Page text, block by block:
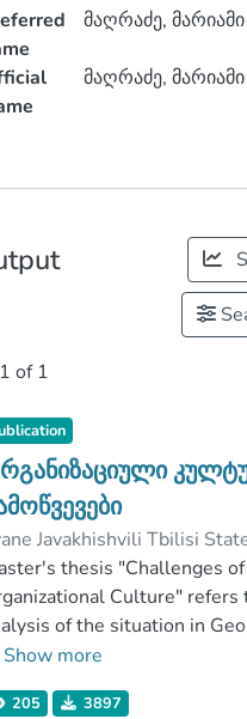
მაღრაძე, მარიამი
მაღრაძე, მარიამი
of 1
Javakhishvili Tbilisi
)მაღრაძე, მარიამი
;
ნატალია
;
of Economics and
Javakhishvili Tbilisi
thesis "Challenges of
Culture" refers
of the situation in
general theories of
culture
Show more
205 3897